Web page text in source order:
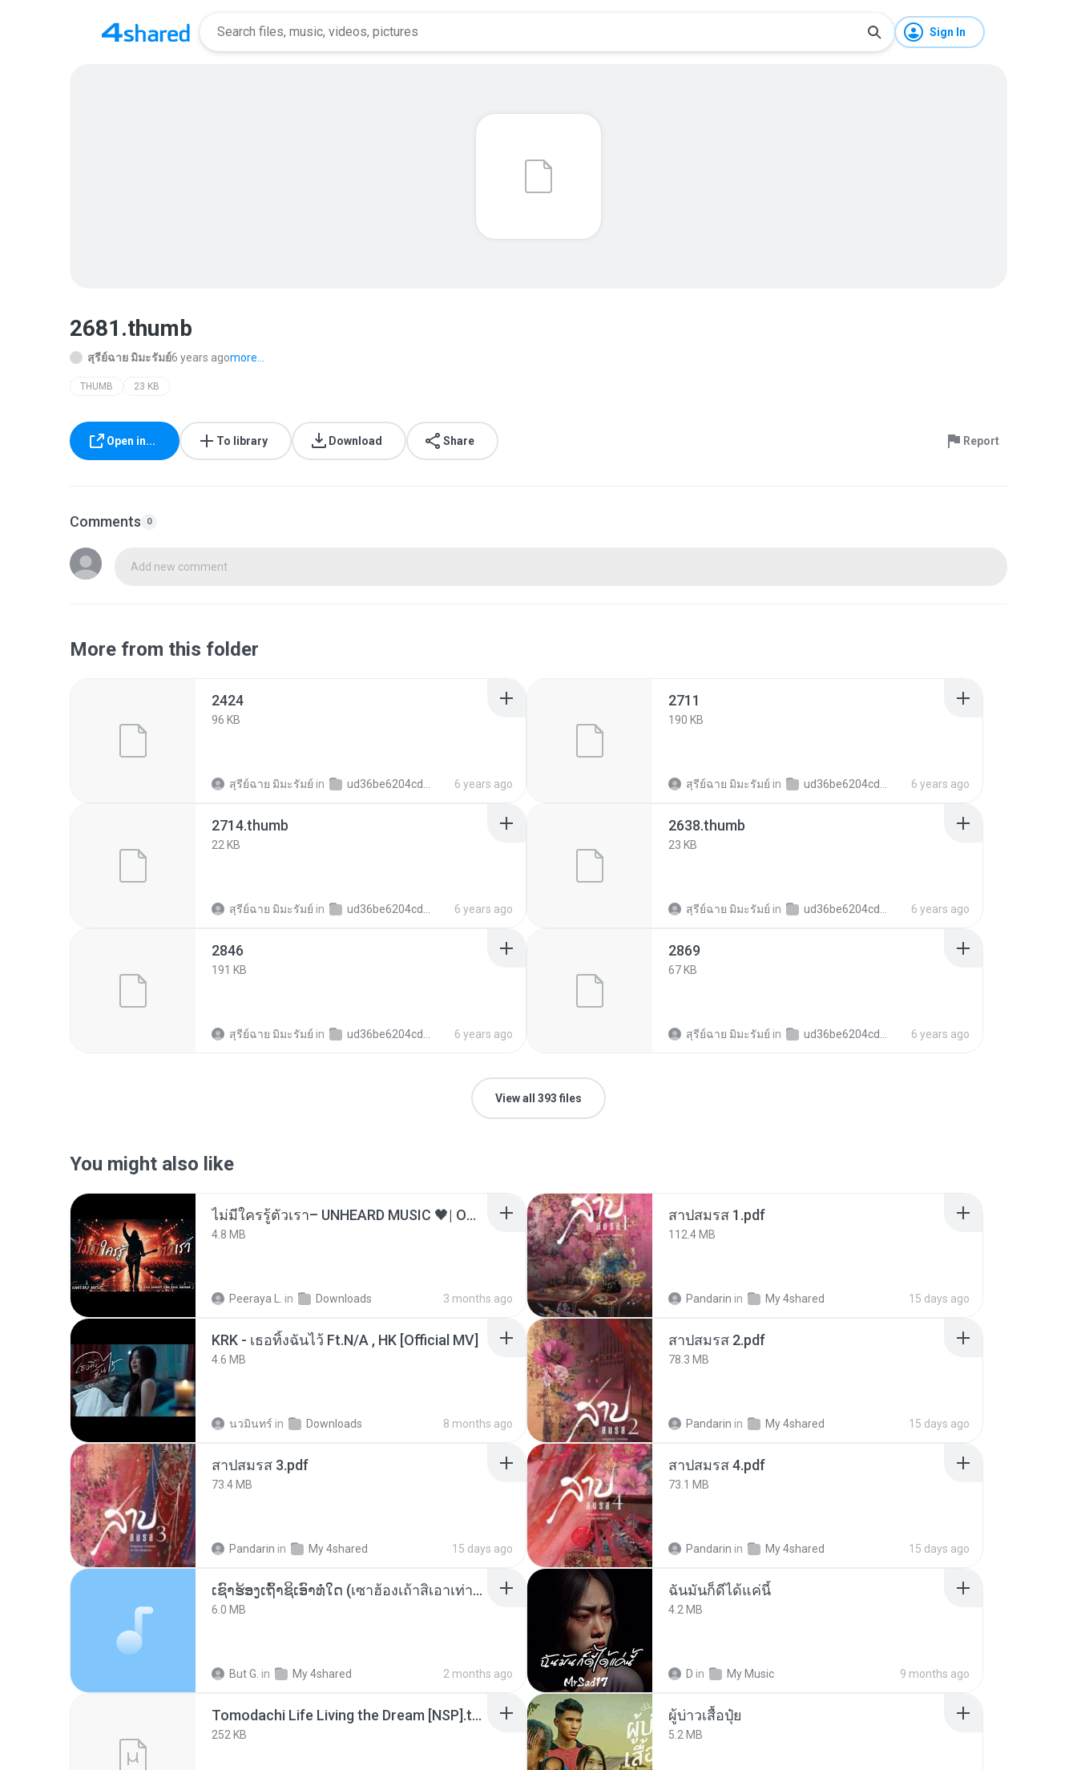
Sign In
2681.thumb
สุรีย์ฉาย มิมะรัมย์6 years agomore...
THUMB 23 KB
Open in... To library Download Share Report
Comments 0
Add new comment
More from this folder
2424
96 KB
สุรีย์ฉาย มิมะรัมย์ in ud36be6204cd2dec4c384d852796bbdc5 6 years ago
2711
190 KB
สุรีย์ฉาย มิมะรัมย์ in ud36be6204cd2dec4c384d852796bbdc5 6 years ago
2714.thumb
22 KB
สุรีย์ฉาย มิมะรัมย์ in ud36be6204cd2dec4c384d852796bbdc5 6 years ago
2638.thumb
23 KB
สุรีย์ฉาย มิมะรัมย์ in ud36be6204cd2dec4c384d852796bbdc5 6 years ago
2846
191 KB
สุรีย์ฉาย มิมะรัมย์ in ud36be6204cd2dec4c384d852796bbdc5 6 years ago
2869
67 KB
สุรีย์ฉาย มิมะรัมย์ in ud36be6204cd2dec4c384d852796bbdc5 6 years ago
View all 393 files
You might also like
ไม่มีใครรู้ตัวเรา– UNHEARD MUSIC 🖤| Official Lyric Video | เพลงสู้ชีวิต
4.8 MB
Peeraya L. in Downloads 3 months ago
สาปสมรส 1.pdf
112.4 MB
Pandarin in My 4shared 15 days ago
KRK - เธอทิ้งฉันไว้ Ft.N/A , HK [Official MV]
4.6 MB
นวมินทร์ in Downloads 8 months ago
สาปสมรส 2.pdf
78.3 MB
Pandarin in My 4shared 15 days ago
สาปสมรส 3.pdf
73.4 MB
Pandarin in My 4shared 15 days ago
สาปสมรส 4.pdf
73.1 MB
Pandarin in My 4shared 15 days ago
ເຊົາຮ້ອງເຖົ້າຊິເອົາທໍ່ໃດ (เซาฮ้องเถ้าสิเอาเท่าใด) ບຸນເກີດ ຫນູຫ່ວງ ft. ໂສພາ ຈຸນທະລາ
6.0 MB
But G. in My 4shared 2 months ago
ฉันมันก็ดีได้แค่นี้
4.2 MB
D in My Music 9 months ago
Tomodachi Life Living the Dream [NSP].torrent
252 KB
ผู้บ่าวเสื้อปุ๋ย
5.2 MB